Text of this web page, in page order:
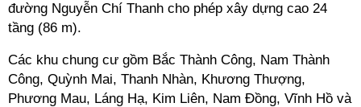
đường Nguyễn Chí Thanh cho phép xây dựng cao 24
tầng (86 m).
Các khu chung cư gồm Bắc Thành Công, Nam Thành
Công, Quỳnh Mai, Thanh Nhàn, Khương Thượng,
Phương Mau, Láng Hạ, Kim Liên, Nam Đồng, Vĩnh Hồ và